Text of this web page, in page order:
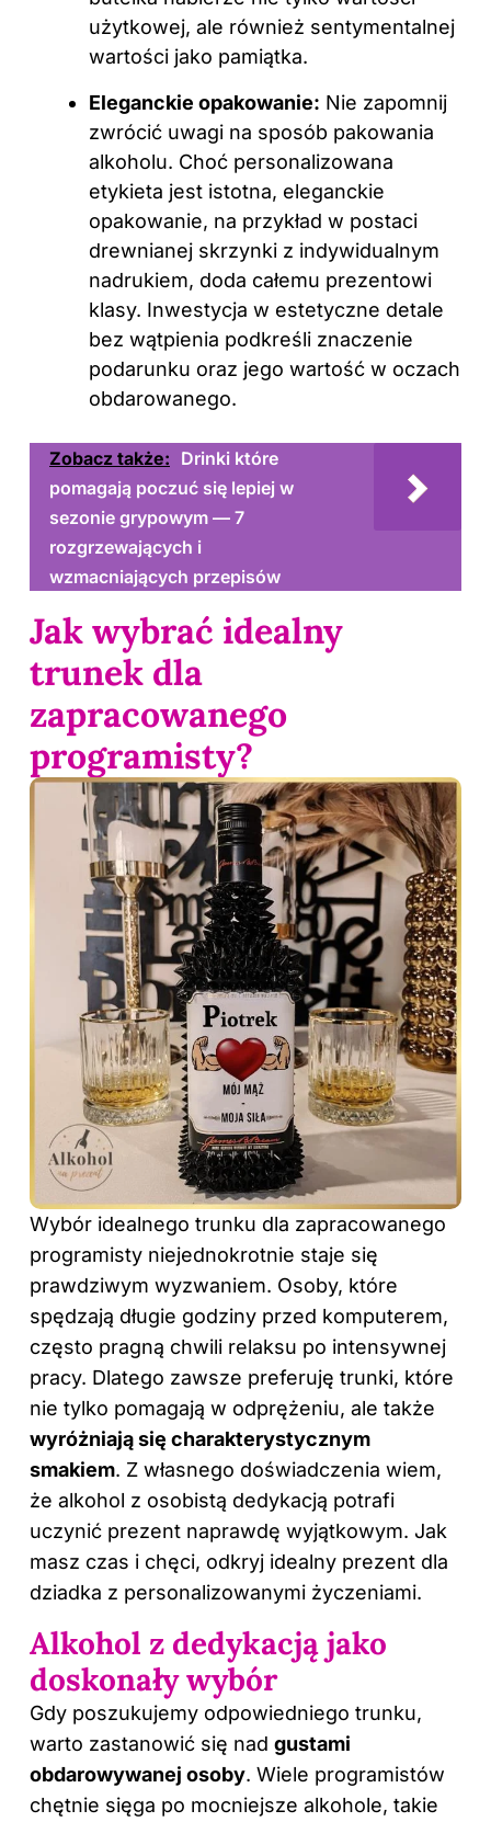
użytkowej, ale również sentymentalnej
wartości jako pamiątka.
Eleganckie opakowanie: Nie zapomnij
zwrócić uwagi na sposób pakowania
alkoholu. Choć personalizowana
etykieta jest istotna, eleganckie
opakowanie, na przykład w postaci
drewnianej skrzynki z indywidualnym
nadrukiem, doda całemu prezentowi
klasy. Inwestycja w estetyczne detale
bez wątpienia podkreśli znaczenie
podarunku oraz jego wartość w oczach
obdarowanego.
Zobacz także: Drinki które
pomagają poczuć się lepiej w
sezonie grypowym — 7
rozgrzewających i
wzmacniających przepisów
Jak wybrać idealny
trunek dla
zapracowanego
programisty?
Wybór idealnego trunku dla zapracowanego
programisty niejednokrotnie staje się
prawdziwym wyzwaniem. Osoby, które
spędzają długie godziny przed komputerem,
często pragną chwili relaksu po intensywnej
pracy. Dlatego zawsze preferuję trunki, które
nie tylko pomagają w odprężeniu, ale także
wyróżniają się charakterystycznym
smakiem. Z własnego doświadczenia wiem,
że alkohol z osobistą dedykacją potrafi
uczynić prezent naprawdę wyjątkowym. Jak
masz czas i chęci, odkryj idealny prezent dla
dziadka z personalizowanymi życzeniami.
Alkohol z dedykacją jako
doskonały wybór
Gdy poszukujemy odpowiedniego trunku,
warto zastanowić się nad gustami
obdarowywanej osoby. Wiele programistów
chętnie sięga po mocniejsze alkohole, takie